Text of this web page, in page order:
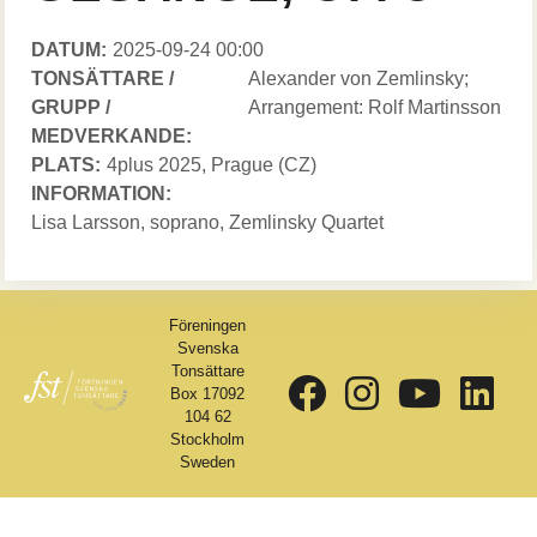
DATUM: Datum
2025-09-24 00:00
TONSÄTTARE /
GRUPP /
MEDVERKANDE:
Tonsättare
/
/
Alexander von Zemlinsky;
Arrangement: Rolf Martinsson
PLATS: 4plus 2025, Prague (CZ)
INFORMATION:
Lisa Larsson, soprano, Zemlinsky Quartet
Föreningen
Svenska
Tonsättare
Box 17092
104 62
Stockholm
Sweden